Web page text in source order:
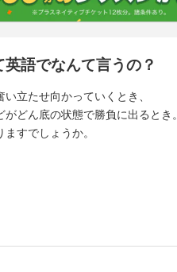
語でなんて言うの？
立たせ向かっていくとき、
どん底の状態で勝負に出るとき。
すでしょうか。